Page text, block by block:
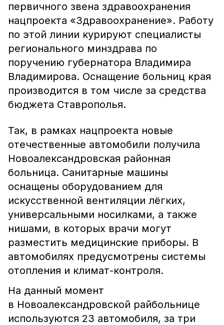
первичного звена здравоохранения
нацпроекта «Здравоохранение». Работу
по этой линии курируют специалисты
регионального минздрава по
поручению губернатора Владимира
Владимирова. Оснащение больниц края
производится в том числе за средства
бюджета Ставрополья.
Так, в рамках нацпроекта новые
отечественные автомобили получила
Новоалександровская районная
больница. Санитарные машины
оснащены оборудованием для
искусственной вентиляции лёгких,
универсальными носилками, а также
нишами, в которых врачи могут
разместить медицинские приборы. В
автомобилях предусмотрены системы
отопления и климат-контроля.
На данный момент
в Новоалександровской райбольнице
используются 23 автомобиля, за три